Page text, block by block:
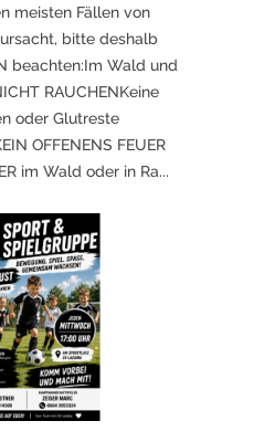
meisten Fällen von
bitte deshalb
beachten:Im Wald und
RAUCHENKeine
oder Glutreste
OFFENENS FEUER
im Wald oder in Ra...